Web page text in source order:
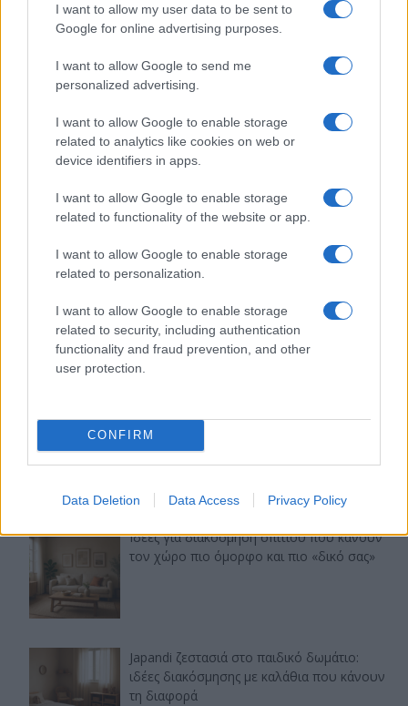
I want to allow my user data to be sent to
Google for online advertising purposes.
I want to allow Google to send me
personalized advertising.
I want to allow Google to enable storage
related to analytics like cookies on web or
device identifiers in apps.
I want to allow Google to enable storage
related to functionality of the website or app.
I want to allow Google to enable storage
related to personalization.
I want to allow Google to enable storage
related to security, including authentication
functionality and fraud prevention, and other
user protection.
CONFIRM
Data Deletion Data Access Privacy Policy
Τελευταία άρθρα
στιλ με γήινες αποχρώσεις στη διακόσμηση
Ταψί γλυκό με βανίλια και τραγανή
κρούστα
Ιδέες για διακόσμηση σπιτιού που κάνουν
τον χώρο πιο όμορφο και πιο «δικό σας»
Japandi ζεστασιά στο παιδικό δωμάτιο:
ιδέες διακόσμησης με καλάθια που κάνουν
τη διαφορά